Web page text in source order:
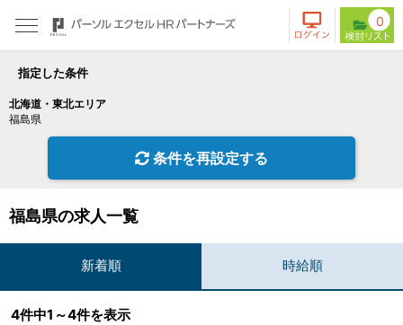
0
指定した条件
北海道・東北エリア
福島県
条件を再設定する
福島県の求人一覧
新着順 時給順
4件中1～4件を表示